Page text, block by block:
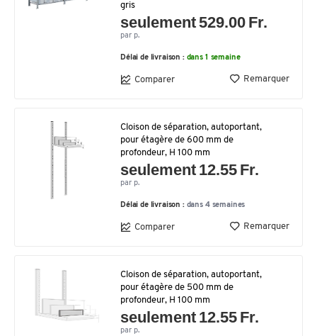
gris
seulement 529.00 Fr.
par p.
Délai de livraison : dans 1 semaine
Comparer Remarquer
Cloison de séparation, autoportant,
pour étagère de 600 mm de
profondeur, H 100 mm
seulement 12.55 Fr.
par p.
Délai de livraison : dans 4 semaines
Comparer Remarquer
Cloison de séparation, autoportant,
pour étagère de 500 mm de
profondeur, H 100 mm
seulement 12.55 Fr.
par p.